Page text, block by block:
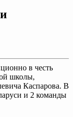
в честь
школы,
Каспарова. В
и 2 команды